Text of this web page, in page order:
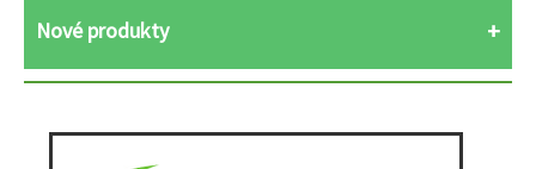
Nové produkty